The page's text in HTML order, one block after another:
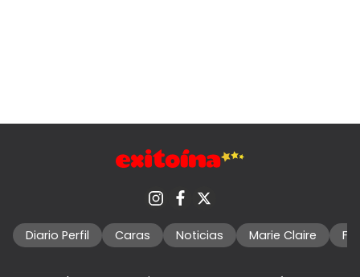
Diario Perfil Caras Noticias Marie Claire